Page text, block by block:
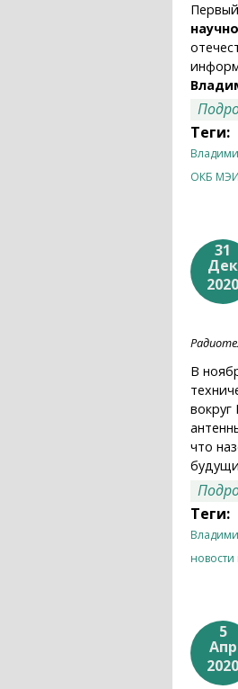
Теги:
ОКБ МЭИ
31
Дек
2020
В
что
Теги:
новости
5
Апр
2020